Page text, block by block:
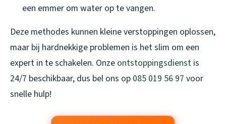
een emmer om water op te vangen.
Deze methodes kunnen kleine verstoppingen oplossen,
maar bij hardnekkige problemen is het slim om een
expert in te schakelen. Onze ontstoppingsdienst is
24/7 beschikbaar, dus bel ons op 085 019 56 97 voor
snelle hulp!